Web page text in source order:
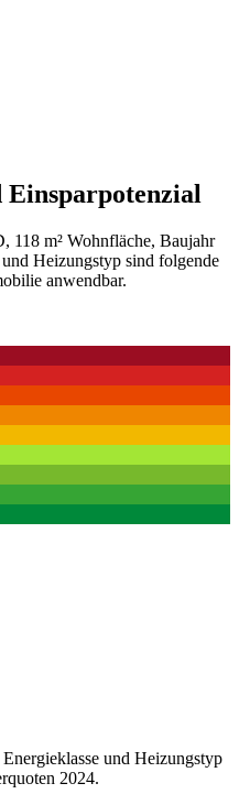
Einsparpotenzial
118 m² Wohnfläche, Baujahr
Heizungstyp sind folgende
anwendbar.
und Heizungstyp
2024.